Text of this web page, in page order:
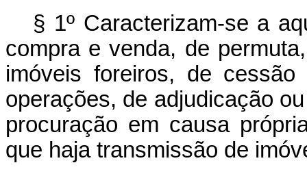
§ 1º Caracterizam-se a
compra e venda, de
imóveis foreiros, de
operações, de adjudicação
procuração em causa
que haja transmissão de